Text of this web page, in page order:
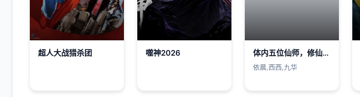
超人大战猎杀团 噬神2026 体内五位仙师，修仙界我无敌！
依晨,西西,九华